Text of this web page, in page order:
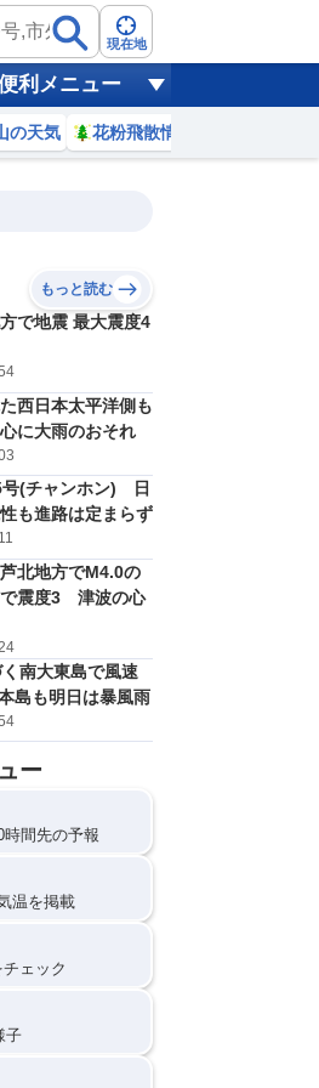
現在地
利メニュー
の天気 花粉飛散情報
E
℃
℃
%
B
C
低
もっと読む
で地震 最大震度4
西日本太平洋側も
に大雨のおそれ
号(チャンホン) 日
も進路は定まらず
北地方でM4.0の
震度3 津波の心
南大東島で風速
島も明日は暴風雨
ー
間先の予報
温を掲載
ェック
子